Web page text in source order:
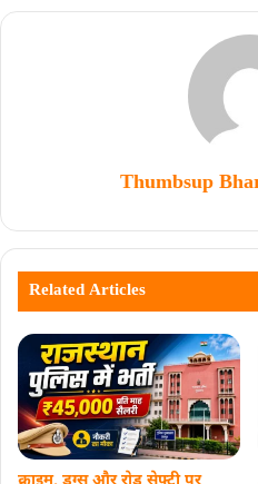
Thumbsup
Related Articles